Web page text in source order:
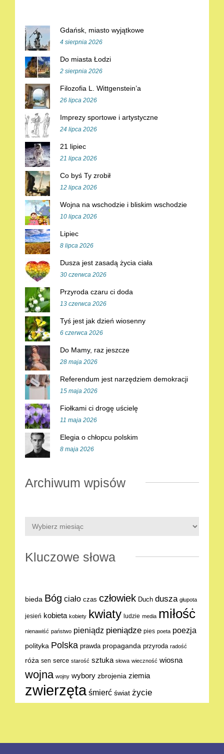
Gdańsk, miasto wyjątkowe
4 sierpnia 2026
Do miasta Łodzi
2 sierpnia 2026
Filozofia L. Wittgenstein’a
26 lipca 2026
Imprezy sportowe i artystyczne
24 lipca 2026
21 lipiec
21 lipca 2026
Co byś Ty zrobił
12 lipca 2026
Wojna na wschodzie i bliskim wschodzie
10 lipca 2026
Lipiec
8 lipca 2026
Dusza jest zasadą życia ciała
30 czerwca 2026
Przyroda czaru ci doda
13 czerwca 2026
Tyś jest jak dzień wiosenny
6 czerwca 2026
Do Mamy, raz jeszcze
28 maja 2026
Referendum jest narzędziem demokracji
15 maja 2026
Fiołkami ci drogę uścielę
11 maja 2026
Elegia o chłopcu polskim
8 maja 2026
Archiwum wpisów
Kluczowe słowa
bieda Bóg ciało czas człowiek Duch dusza głupota
jesień kobieta kobiety kwiaty ludzie media miłośċ
nienawiść państwo pieniądz pieniądze pies poeta poezja
polityka Polska prawda propaganda przyroda radość
róża sen serce starość sztuka słowa wieczność wiosna
wojna wojny wybory zbrojenia ziemia
zwierzęta śmierć świat życie